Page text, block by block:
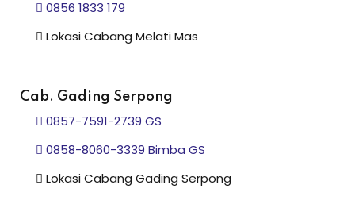
0856 1833 179
Lokasi Cabang Melati Mas
Cab. Gading Serpong
0857-7591-2739 GS
0858-8060-3339 Bimba GS
Lokasi Cabang Gading Serpong